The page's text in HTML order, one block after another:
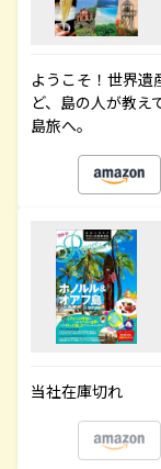
ようこそ！世界遺
ど、島の人が教え
島旅へ。
当社在庫切れ